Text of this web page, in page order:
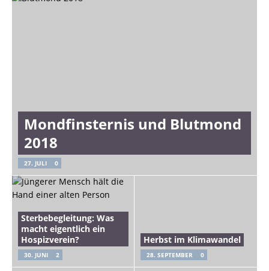
Mondfinsternis und Blutmond
2018
27. JULI 0
Sterbebegleitung: Was
macht eigentlich ein
Hospizverein?
30. JUNI 2
Herbst im Klimawandel
28. SEPTEMBER 0